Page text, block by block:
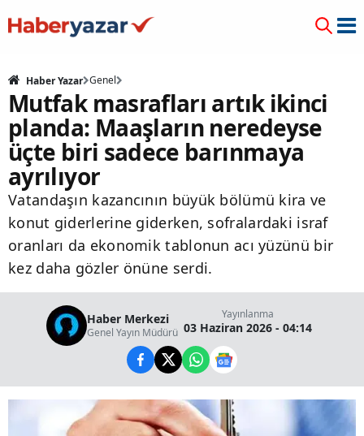
Haber Yazar Genel
Mutfak masrafları artık ikinci
planda: Maaşların neredeyse
üçte biri sadece barınmaya
ayrılıyor
Vatandaşın kazancının büyük bölümü kira ve
konut giderlerine giderken, sofralardaki israf
oranları da ekonomik tablonun acı yüzünü bir
kez daha gözler önüne serdi.
Haber Merkezi
Genel Yayın Müdürü
Yayınlanma
03 Haziran 2026 - 04:14